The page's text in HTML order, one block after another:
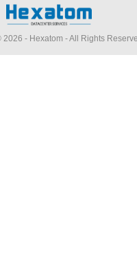
2026 - Hexatom - All Rights